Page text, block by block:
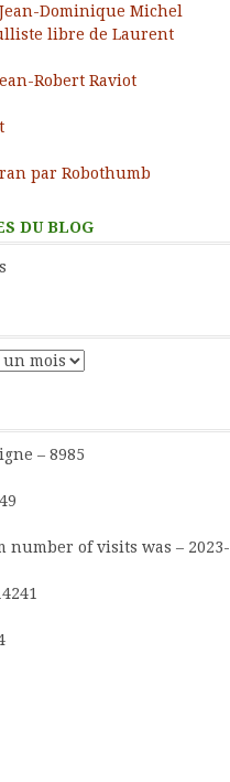
Dominique Michel
libre de Laurent
Robert Raviot
par Robothumb
DU BLOG
– 8985
number of visits was – 2023-